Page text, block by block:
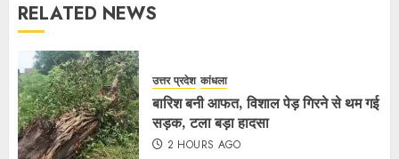
RELATED NEWS
उत्तर प्रदेश कांधला
बारिश बनी आफत, विशाल पेड़ गिरने से थम गई
सड़क, टला बड़ा हादसा
2 HOURS AGO